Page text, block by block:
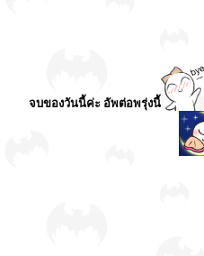
จบของวันนี้ค่ะ อัพต่อพรุ่งนี้